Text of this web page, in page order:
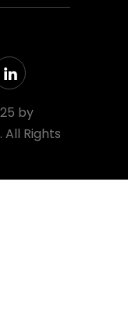
by
Rights